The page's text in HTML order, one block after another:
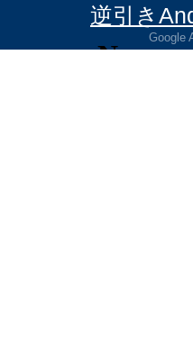
逆引き
Google